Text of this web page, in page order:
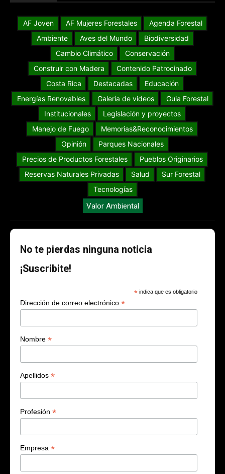
AF Joven AF Mujeres Forestales
Agenda Forestal
Ambiente
Aves del Mundo
Biodiversidad
Cambio Climático
Conservación
Construir con Madera
Contenido Patrocinado
Costa Rica
Destacadas
Educación
Energías Renovables
Galería de videos
Guia Forestal
Institucionales
Legislación y proyectos
Manejo de Fuego
Memorias&Reconocimientos
Opinión
Parques Nacionales
Precios de Productos Forestales
Pueblos Originarios
Reservas Naturales Privadas
Salud
Sur Forestal
Tecnologías
Valor Ambiental
No te pierdas ninguna noticia
¡Suscribite!
* indica que es obligatorio
Dirección de correo electrónico *
Nombre *
Apellidos *
Profesión *
Empresa *